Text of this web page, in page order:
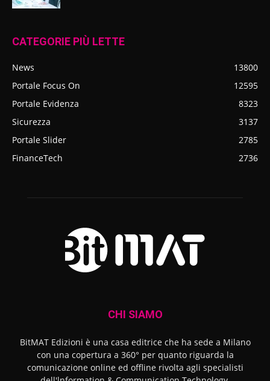
CATEGORIE PIÙ LETTE
News
13800
Portale Focus On
12595
Portale Evidenza
8323
Sicurezza
3137
Portale Slider
2785
FinanceTech
2736
CHI SIAMO
BitMAT Edizioni è una casa editrice che ha sede a Milano
con una copertura a 360° per quanto riguarda la
comunicazione online ed offline rivolta agli specialisti